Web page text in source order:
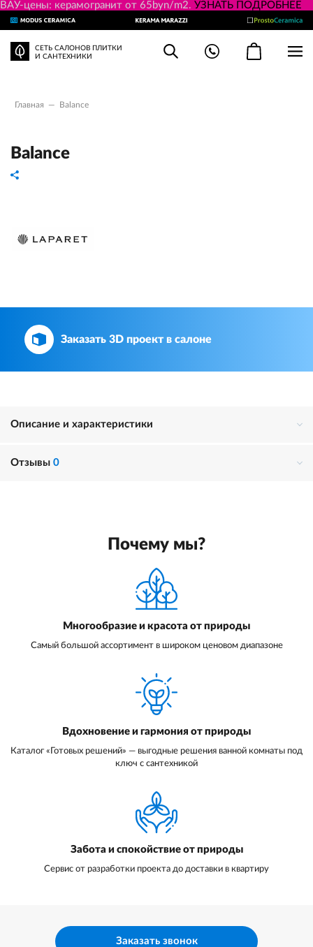
ВАУ-цены: керамогранит от 65byn/m2. УЗНАТЬ ПОДРОБНЕЕ
СЕТЬ САЛОНОВ ПЛИТКИ
И САНТЕХНИКИ
Главная — Balance
Balance
Заказать 3D проект в салоне
Описание и характеристики
Отзывы 0
Почему мы?
Многообразие и красота от природы
Самый большой ассортимент в широком ценовом диапазоне
Вдохновение и гармония от природы
Каталог «Готовых решений» — выгодные решения ванной комнаты под
ключ с сантехникой
Забота и спокойствие от природы
Сервис от разработки проекта до доставки в квартиру
Заказать звонок